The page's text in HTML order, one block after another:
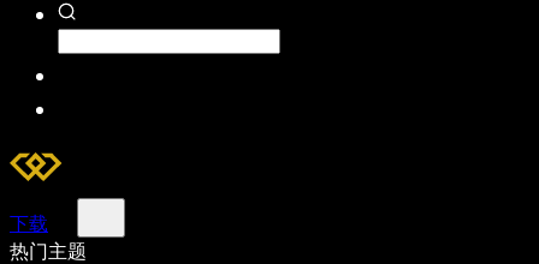
下载
热门主题